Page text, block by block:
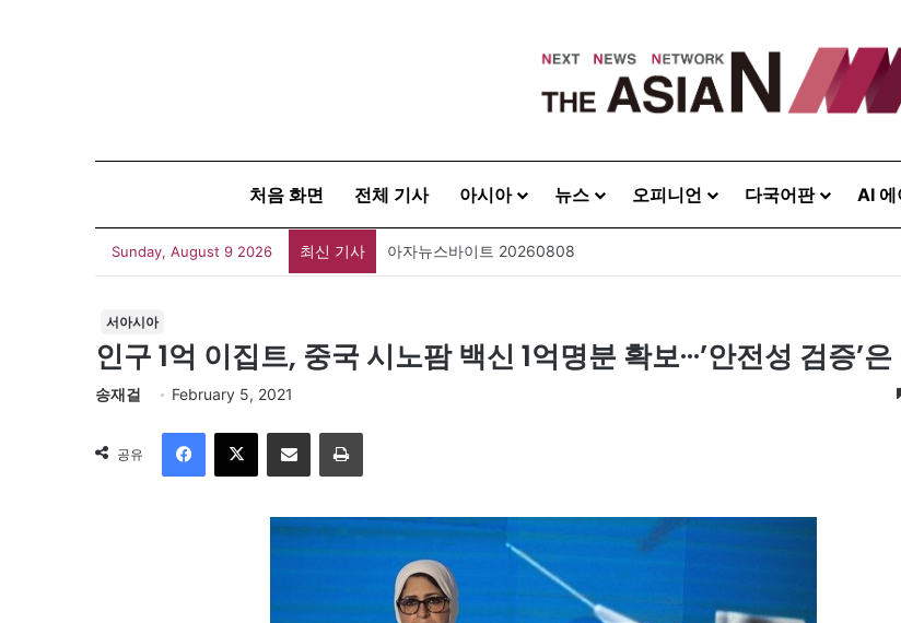
처음 화면 전체 기사 아시아 뉴스 오피니언 다국어판 AI 에
Sunday, August 9 2026 최신 기사 아자뉴스바이트 20260808
서아시아
인구 1억 이집트, 중국 시노팜 백신 1억명분 확보···’안전성 검증’
송재걸 February 5, 2021
공유
이메일